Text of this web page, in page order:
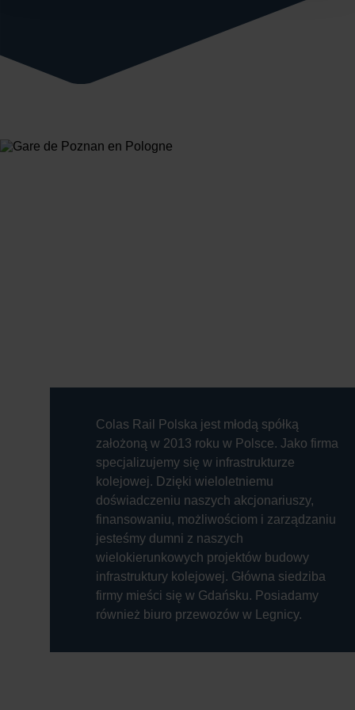
Colas Rail Polska jest młodą spółką
założoną w 2013 roku w Polsce. Jako firma
specjalizujemy się w infrastrukturze
kolejowej. Dzięki wieloletniemu
doświadczeniu naszych akcjonariuszy,
finansowaniu, możliwościom i zarządzaniu
jesteśmy dumni z naszych
wielokierunkowych projektów budowy
infrastruktury kolejowej. Główna siedziba
firmy mieści się w Gdańsku. Posiadamy
również biuro przewozów w Legnicy.